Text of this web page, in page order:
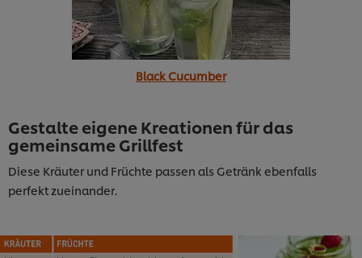
Black Cucumber
Gestalte eigene Kreationen für das
gemeinsame Grillfest
Diese Kräuter und Früchte passen als Getränk ebenfalls
perfekt zueinander.